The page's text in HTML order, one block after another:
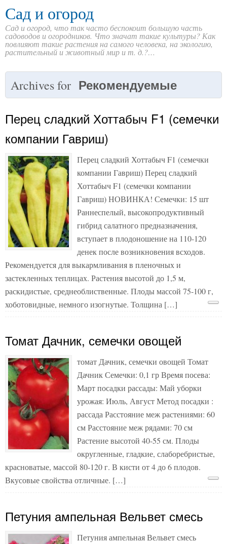
Сад и огород
Сад и огород, что так часто беспокоит большую часть
садоводов и огородников. Что значат такие культуры? Как
повлияют такие растения на самого человека, на экологию,
растительный и животный мир и т. д.?…
Archives for Рекомендуемые
Перец сладкий Хоттабыч F1 (семечки
компании Гавриш)
Перец сладкий Хоттабыч F1 (семечки
компании Гавриш) Перец сладкий
Хоттабыч F1 (семечки компании
Гавриш) НОВИНКА! Семечки: 15 шт
Раннеспелый, высокопродуктивный
гибрид салатного предназначения,
вступает в плодоношение на 110-120
денек после возникновения всходов.
Рекомендуется для выкармливания в пленочных и
застекленных теплицах. Растения высотой до 1,5 м,
раскидистые, среднеоблиственные. Плоды массой 75-100 г,
хоботовидные, немного изогнутые. Толщина […]
Томат Дачник, семечки овощей
томат Дачник, семечки овощей Томат
Дачник Семечки: 0,1 гр Время посева:
Март посадки рассады: Май уборки
урожая: Июль, Август Метод посадки :
рассада Расстояние меж растениями: 60
см Расстояние меж рядами: 70 см
Растение высотой 40-55 см. Плоды
округленные, гладкие, слаборебристые,
красноватые, массой 80-120 г. В кисти от 4 до 6 плодов.
Вкусовые свойства отличные. […]
Петуния ампельная Вельвет смесь
Петуния ампельная Вельвет смесь